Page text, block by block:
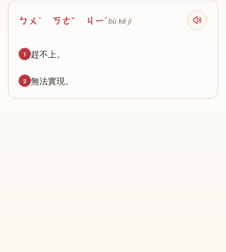
ㄅㄨˋ ㄎㄜˇ ㄐㄧˊbù kě jí
1 趕不上。
2 無法實現。